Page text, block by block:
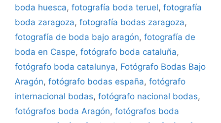
boda huesca, fotografía boda teruel, fotografía
boda zaragoza, fotografía bodas zaragoza,
fotografía de boda bajo aragón, fotografía de
boda en Caspe, fotógrafo boda cataluña,
fotógrafo boda catalunya, Fotógrafo Bodas Bajo
Aragón, fotógrafo bodas españa, fotógrafo
internacional bodas, fotógrafo nacional bodas,
fotógrafos boda Aragón, fotógrafos boda